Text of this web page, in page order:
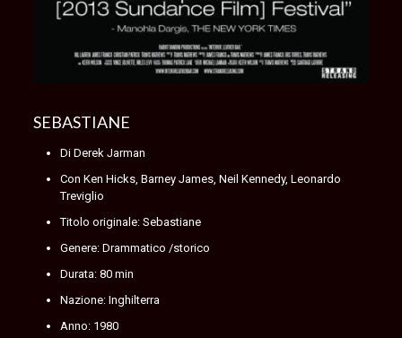
SEBASTIANE
Di Derek Jarman
Con Ken Hicks, Barney James, Neil Kennedy, Leonardo
Treviglio
Titolo originale: Sebastiane
Genere: Drammatico /storico
Durata: 80 min
Nazione: Inghilterra
Anno: 1980